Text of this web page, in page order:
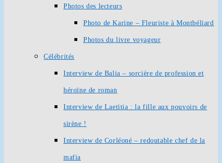
Photos des lecteurs
Photo de Karine – Fleuriste à Montbéliard
Photos du livre voyageur
Célébrités
Interview de Balia – sorcière de profession et
héroïne de roman
Interview de Laetitia : la fille aux pouvoirs de
sirène !
Interview de Corléoné – redoutable chef de la
mafia